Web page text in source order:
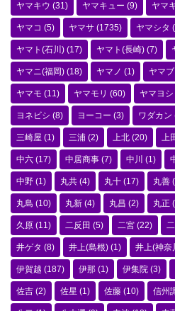
ヤマキウ (31) ヤマキュー (9) ヤマ
ヤマコ (5) ヤマサ (1735) ヤマシタ
ヤマト(石川) (17) ヤマト(長崎) (7)
ヤマニ(福岡) (18) ヤマノ (1) ヤマ
ヤマモ (11) ヤマモリ (60) ヤマヨシ
ヨネビシ (8) ヨーコー (3) ワダカン
三崎屋 (1) 三浦 (2) 上北 (20) 上
中六 (17) 中居商事 (7) 中川 (1)
中野 (1) 丸共 (4) 丸十 (17) 丸善
丸島 (10) 丸新 (4) 丸昌 (2) 丸正
久原 (11) 二反田 (5) 二宮 (22)
井ゲタ (8) 井上(島根) (1) 井上(神奈
伊賀越 (187) 伊那 (1) 伊集院 (3)
佐吉 (2) 佐星 (1) 佐藤 (10) 信州